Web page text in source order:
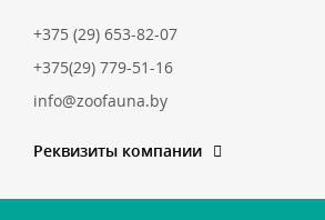
+375 (29) 653-82-07
+375(29) 779-51-16
info@zoofauna.by
Реквизиты компании